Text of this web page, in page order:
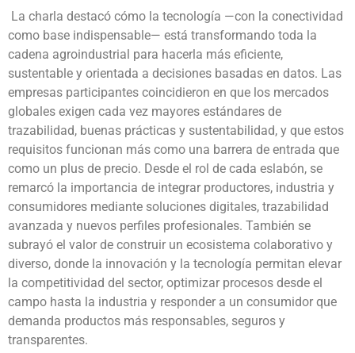
La charla destacó cómo la tecnología —con la conectividad
como base indispensable— está transformando toda la
cadena agroindustrial para hacerla más eficiente,
sustentable y orientada a decisiones basadas en datos. Las
empresas participantes coincidieron en que los mercados
globales exigen cada vez mayores estándares de
trazabilidad, buenas prácticas y sustentabilidad, y que estos
requisitos funcionan más como una barrera de entrada que
como un plus de precio. Desde el rol de cada eslabón, se
remarcó la importancia de integrar productores, industria y
consumidores mediante soluciones digitales, trazabilidad
avanzada y nuevos perfiles profesionales. También se
subrayó el valor de construir un ecosistema colaborativo y
diverso, donde la innovación y la tecnología permitan elevar
la competitividad del sector, optimizar procesos desde el
campo hasta la industria y responder a un consumidor que
demanda productos más responsables, seguros y
transparentes.